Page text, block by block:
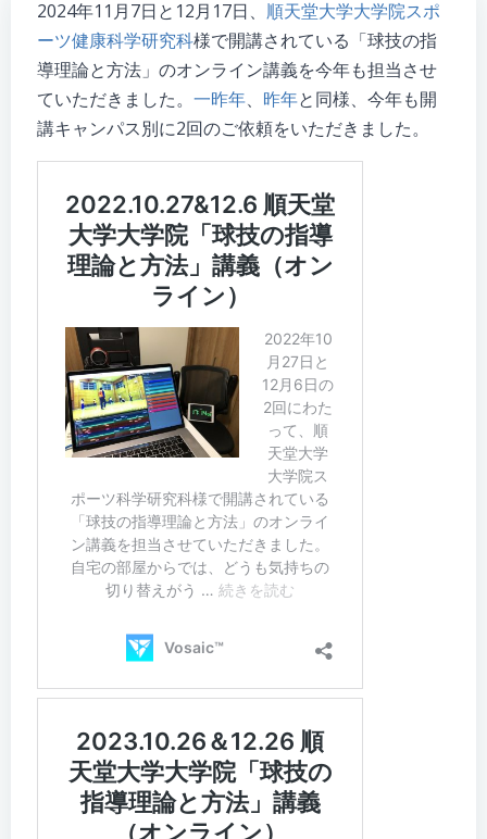
2024年11月7日と12月17日、 順天堂大学大学院スポ
ーツ健康科学研究科様で開講されている「球技の指
導理論と方法」のオンライン講義を今年も担当させ
ていただきました。 一昨年、 昨年と同様、今年も開
講キャンパス別に2回のご依頼をいただきました。